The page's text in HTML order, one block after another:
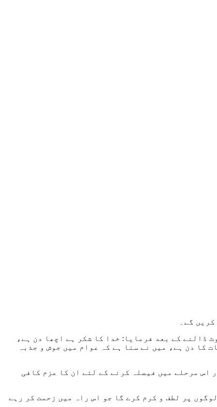
گے۔
ڈالنے کے بعد فرمایا: خدا کا شکر ہے اچھا دن ہے،
کا دن ہے، میں نے سنا ہے کہ عوام میں جوش و جذبہ
اس مرحلے میں فیصلہ کرنے کے لئے ان کا عزم کافی
پر لطف و کرم کرے گا جو اس راہ میں زحمت کر رہے